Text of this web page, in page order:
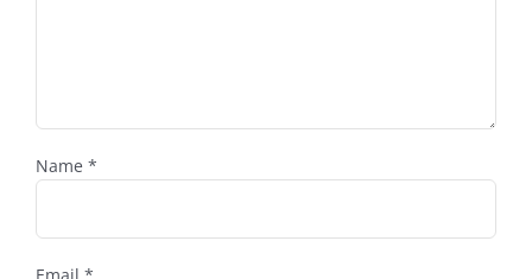
Name *